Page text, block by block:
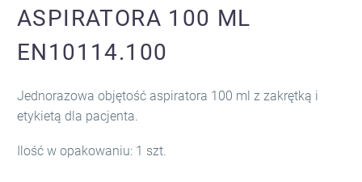
ASPIRATORA 100 ML
EN10114.100
Jednorazowa objętość aspiratora 100 ml z zakrętką i
etykietą dla pacjenta.
Ilość w opakowaniu: 1 szt.